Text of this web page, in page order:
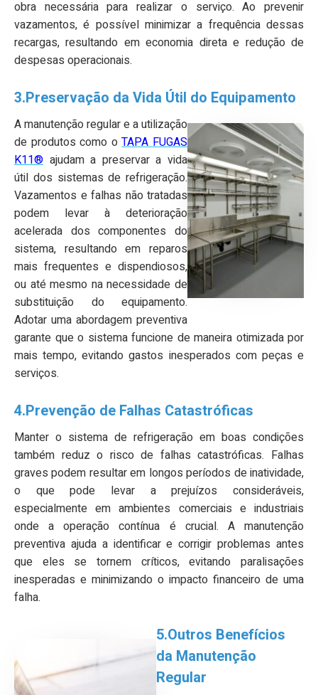
obra necessária para realizar o serviço. Ao prevenir
vazamentos, é possível minimizar a frequência dessas
recargas, resultando em economia direta e redução de
despesas operacionais.
3.Preservação da Vida Útil do Equipamento
A manutenção regular e a utilização
de produtos como oTAPA FUGAS
K11® ajudam a preservar a vida
útil dos sistemas de refrigeração.
Vazamentos e falhas não tratadas
podem levar à deterioração
acelerada dos componentes do
sistema, resultando em reparos
mais frequentes e dispendiosos,
ou até mesmo na necessidade de
substituição do equipamento.
Adotar uma abordagem preventiva
garante que o sistema funcione de maneira otimizada por
mais tempo, evitando gastos inesperados com peças e
serviços.
4.Prevenção de Falhas Catastróficas
Manter o sistema de refrigeração em boas condições
também reduz o risco de falhas catastróficas. Falhas
graves podem resultar em longos períodos de inatividade,
o que pode levar a prejuízos consideráveis,
especialmente em ambientes comerciais e industriais
onde a operação contínua é crucial. A manutenção
preventiva ajuda a identificar e corrigir problemas antes
que eles se tornem críticos, evitando paralisações
inesperadas e minimizando o impacto financeiro de uma
falha.
5.Outros Benefícios
da Manutenção
Regular